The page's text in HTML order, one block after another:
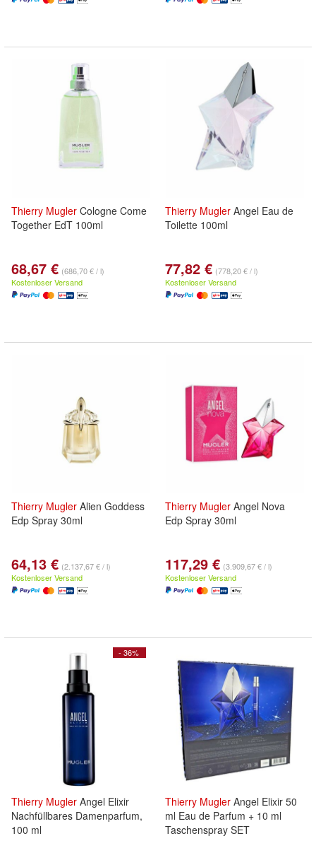
Thierry Mugler Cologne Come
Together EdT 100ml
68,67 € (686,70 € / l)
Kostenloser Versand
Thierry Mugler Angel Eau de
Toilette 100ml
77,82 € (778,20 € / l)
Kostenloser Versand
Thierry Mugler Alien Goddess
Edp Spray 30ml
64,13 € (2.137,67 € / l)
Kostenloser Versand
Thierry Mugler Angel Nova
Edp Spray 30ml
117,29 € (3.909,67 € / l)
Kostenloser Versand
- 36%
Thierry Mugler Angel Elixir
Nachfüllbares Damenparfum,
100 ml
Thierry Mugler Angel Elixir 50
ml Eau de Parfum + 10 ml
Taschenspray SET